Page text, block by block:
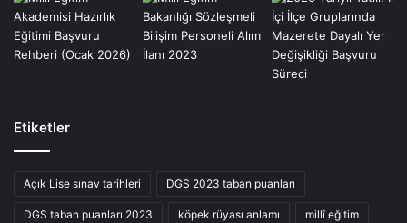
Etiketler
Açık Lise sınav tarihleri DGS 2023 taban puanları
DGS taban puanları 2023 köpek rüyası anlamı millî eğitim